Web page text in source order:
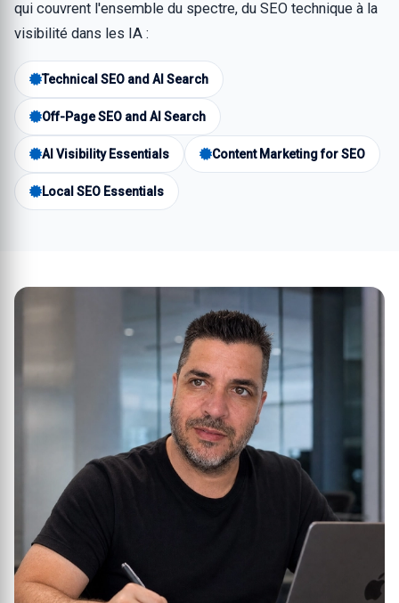
qui couvrent l'ensemble du spectre, du SEO technique à la
visibilité dans les IA :
Technical SEO and AI Search
Off-Page SEO and AI Search
AI Visibility Essentials Content Marketing for SEO
Local SEO Essentials